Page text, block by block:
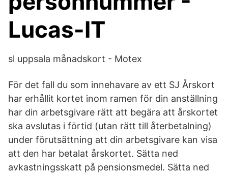
Lucas-IT
sl uppsala månadskort - Motex
För det fall du som innehavare av ett SJ Årskort
har erhållit kortet inom ramen för din anställning
har din arbetsgivare rätt att begära att årskortet
ska avslutas i förtid (utan rätt till återbetalning)
under förutsättning att din arbetsgivare kan visa
att den har betalat årskortet. Sätta ned
avkastningsskatt på pensionsmedel. Sätta ned